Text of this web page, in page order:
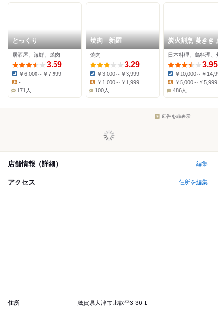
とっくり
居酒屋、海鮮、焼肉
3.59
Dinner:
￥6,000～￥7,999
-
171人
焼肉 新羅
焼肉
3.29
Dinner:
￥3,000～￥3,999
￥1,000～￥1,999
100人
炭火割烹 蔓きき
日本料理、鳥料理、
3.95
Dinner:
￥10,000～￥
￥5,000～￥5,999
486人
広告を非表示
店舗情報（詳細） 編集
アクセス 住所を編集
住所 滋賀県大津市比叡平3-36-1